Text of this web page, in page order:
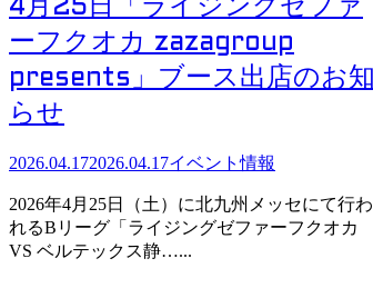
4月25日「ライジングゼファ
ーフクオカ zazagroup
presents」ブース出店のお知
らせ
2026.04.172026.04.17イベント情報
2026年4月25日（土）に北九州メッセにて行わ
れるBリーグ「ライジングゼファーフクオカ
VS ベルテックス静…...